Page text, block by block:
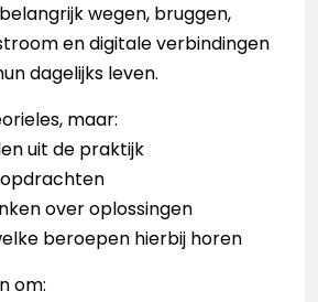
wegen, bruggen,
en digitale verbindingen
dagelijks leven.
maar:
uit de praktijk
over oplossingen
beroepen hierbij horen
om: